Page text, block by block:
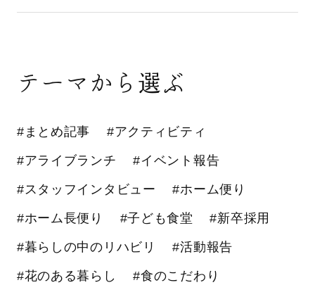
テーマから選ぶ
#まとめ記事 #アクティビティ
#アライブランチ #イベント報告
#スタッフインタビュー #ホーム便り
#ホーム長便り #子ども食堂 #新卒採用
#暮らしの中のリハビリ #活動報告
#花のある暮らし #食のこだわり